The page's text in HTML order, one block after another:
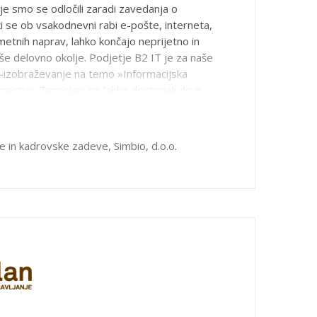
smo se odločili zaradi zavedanja o
se ob vsakodnevni rabi e-pošte, interneta,
naprav, lahko končajo neprijetno in
delovno okolje. Podjetje B2 IT je za naše
na temo »Informacijska
ki so ga izbrali sami in glede na
preverjali in utrjevali svoje zanje.
so spoznali najpogostejše
kako lahko v podjetju sistematično
iz informacijske varnosti. Ker
in kadrovske zadeve, Simbio, d.o.o.